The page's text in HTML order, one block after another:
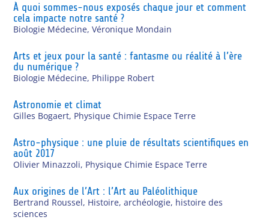
À quoi sommes-nous exposés chaque jour et comment
cela impacte notre santé ?
Biologie Médecine,Véronique Mondain
Arts et jeux pour la santé : fantasme ou réalité à l’ère
du numérique ?
Biologie Médecine, Philippe Robert
Astronomie et climat
Gilles Bogaert, Physique Chimie Espace Terre
Astro-physique : une pluie de résultats scientifiques en
août 2017
Olivier Minazzoli, Physique Chimie Espace Terre
Aux origines de l’Art : l’Art au Paléolithique
Bertrand Roussel, Histoire, archéologie, histoire des
sciences